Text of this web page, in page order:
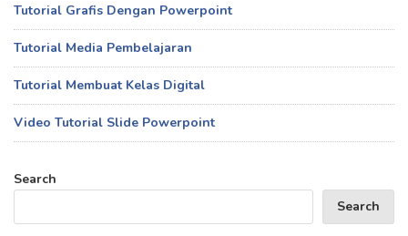
Tutorial Grafis Dengan Powerpoint
Tutorial Media Pembelajaran
Tutorial Membuat Kelas Digital
Video Tutorial Slide Powerpoint
Search
Search